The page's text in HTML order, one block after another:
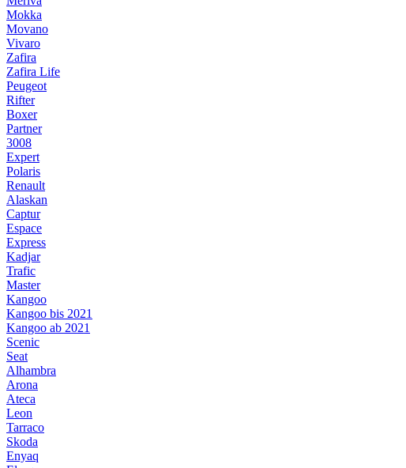
Mokka
Movano
Vivaro
Zafira
Zafira Life
Peugeot
Rifter
Boxer
Partner
3008
Expert
Polaris
Renault
Alaskan
Captur
Espace
Express
Kadjar
Trafic
Master
Kangoo
Kangoo bis 2021
Kangoo ab 2021
Scenic
Seat
Alhambra
Arona
Ateca
Leon
Tarraco
Skoda
Enyaq